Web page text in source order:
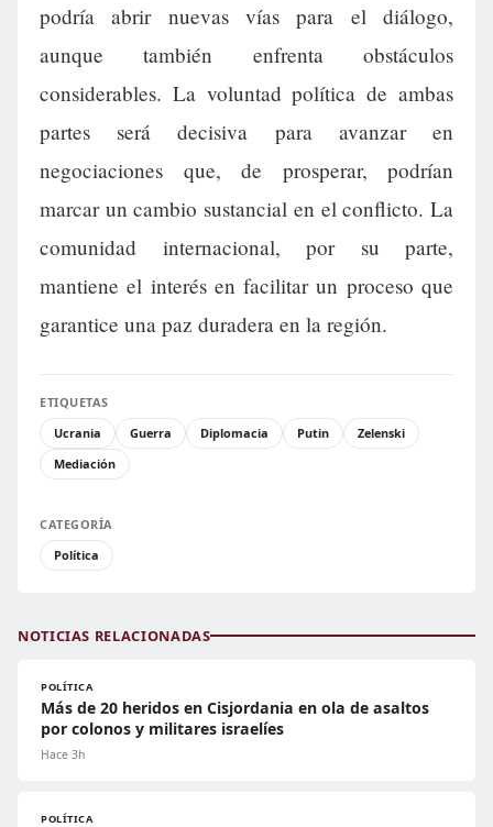
podría abrir nuevas vías para el diálogo,
aunque también enfrenta obstáculos
considerables. La voluntad política de ambas
partes será decisiva para avanzar en
negociaciones que, de prosperar, podrían
marcar un cambio sustancial en el conflicto. La
comunidad internacional, por su parte,
mantiene el interés en facilitar un proceso que
garantice una paz duradera en la región.
ETIQUETAS
Ucrania
Guerra Diplomacia Putin
Zelenski
Mediación
CATEGORÍA
Política
NOTICIAS RELACIONADAS
POLÍTICA
Más de 20 heridos en Cisjordania en ola de asaltos
por colonos y militares israelíes
Hace 3h
POLÍTICA